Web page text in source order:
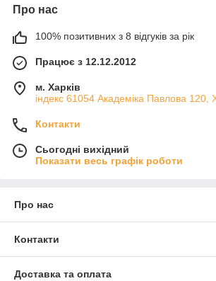
Про нас
100% позитивних з 8 відгуків за рік
Працює з 12.12.2012
м. Харків
індекс 61054 Академіка Павлова 120,
Контакти
Сьогодні вихідний
Показати весь графік роботи
Про нас
Контакти
Доставка та оплата